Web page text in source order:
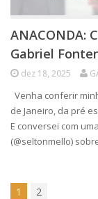
ANACONDA:
Gabriel
dez 18, 2025
Venha conferir
de Janeiro, da pré
E conversei com
(@seltonmello)
1 2